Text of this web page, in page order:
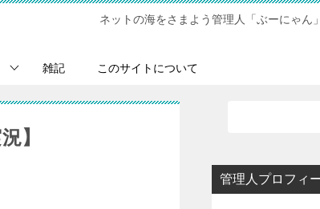
ネットの海をさまよう管理人「ぶーにゃん
雑記 このサイトについて
】
管理人プロフィ